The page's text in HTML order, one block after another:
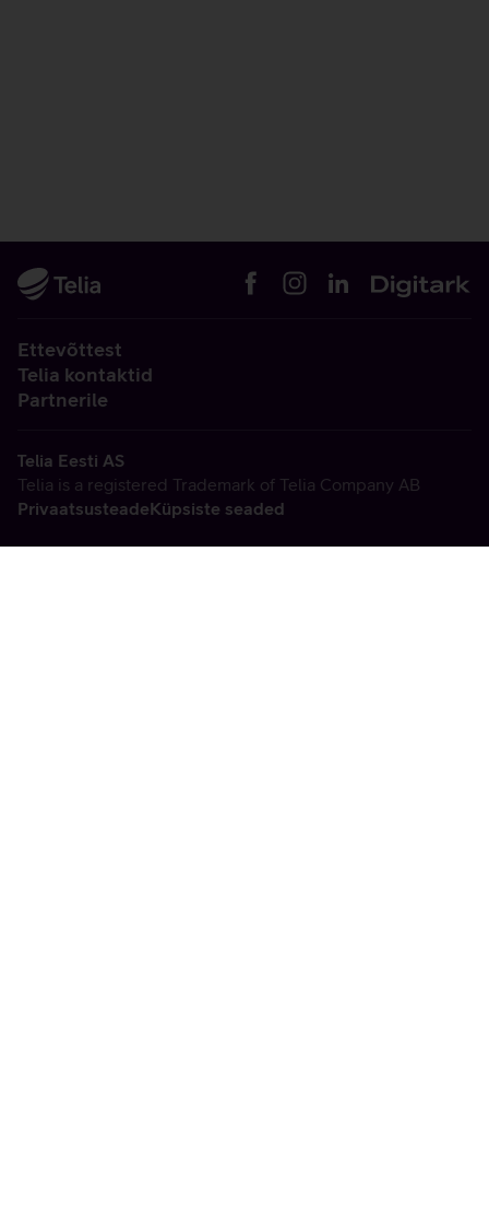
Ettevõttest
Telia kontaktid
Partnerile
Telia Eesti AS
Telia is a registered Trademark of Telia Company AB
PrivaatsusteadeKüpsiste seaded